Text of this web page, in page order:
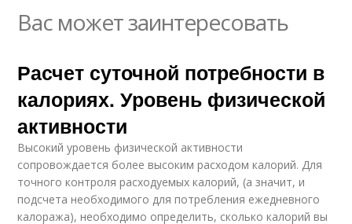
Вас может заинтересовать
Расчет суточной потребности в
калориях. Уровень физической
активности
Высокий уровень физической активности
сопровождается более высоким расходом калорий. Для
точного контроля расходуемых калорий, (а значит, и
подсчета необходимого для потребления ежедневного
калоража), необходимо определить, сколько калорий вы